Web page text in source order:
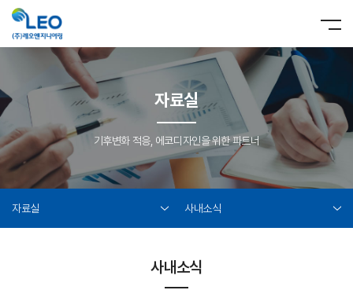
자료실
기후변화 적응, 에코디자인을 위한 파트너
자료실 사내소식
사내소식